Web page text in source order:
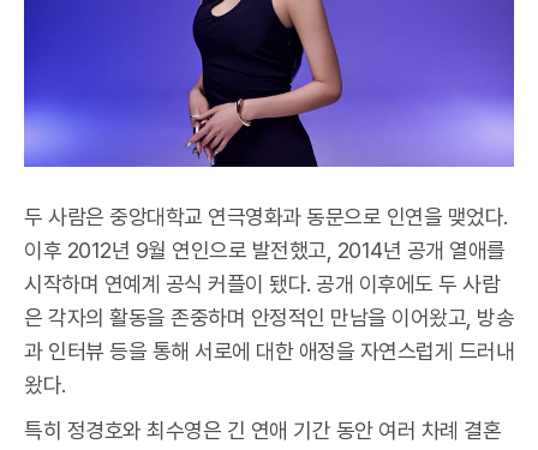
두 사람은 중앙대학교 연극영화과 동문으로 인연을 맺었다.
이후 2012년 9월 연인으로 발전했고, 2014년 공개 열애를
시작하며 연예계 공식 커플이 됐다. 공개 이후에도 두 사람
은 각자의 활동을 존중하며 안정적인 만남을 이어왔고, 방송
과 인터뷰 등을 통해 서로에 대한 애정을 자연스럽게 드러내
왔다.
특히 정경호와 최수영은 긴 연애 기간 동안 여러 차례 결혼